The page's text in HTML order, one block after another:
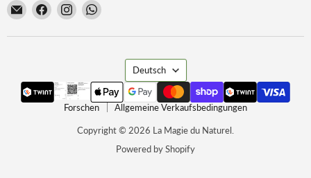
Email
Magie
Finden
Sie
uns
Finden
Sie
uns
Finden
uns
WhatsAppSprache
Deutsch
Forschen Allgemeine Verkaufsbedingungen
Copyright © 2026 La Magie du Naturel.
Powered by Shopify